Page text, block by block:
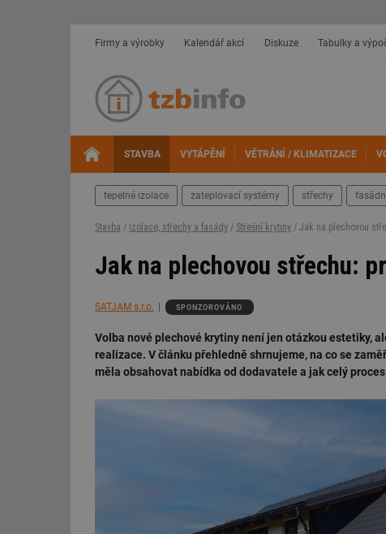
Firmy a výrobky Kalendář akcí Diskuze Tabulky a
STAVBA VYTÁPĚNÍ VĚTRÁNÍ / KLIMATIZACE
tepelné izolace zateplovací systémy střechy
Stavba / Izolace, střechy a fasády / Střešní krytiny / Jak na plechovou
Jak na plechovou střechu:
SATJAM s.r.o. SPONZOROVÁNO
Volba nové plechové krytiny není jen otázkou estetiky,
realizace. V článku přehledně shrnujeme, na co se
měla obsahovat nabídka od dodavatele a jak celý